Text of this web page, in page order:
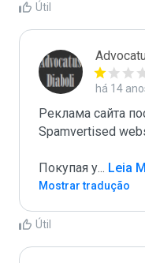
Útil
há 14
Реклама сайта
Spamvertised
Покупая у... Leia
Mostrar tradução
Útil